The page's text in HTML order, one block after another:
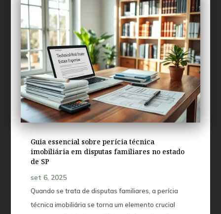
Guia essencial sobre perícia técnica
imobiliária em disputas familiares no estado
de SP
set 6, 2025
Quando se trata de disputas familiares, a perícia
técnica imobiliária se torna um elemento crucial